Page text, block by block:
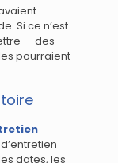
Si ce n’est
— des
pourraient
dates, les